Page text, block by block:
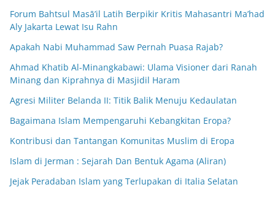
Forum Bahtsul Masā’il Latih Berpikir Kritis Mahasantri Ma’had
Aly Jakarta Lewat Isu Rahn
Apakah Nabi Muhammad Saw Pernah Puasa Rajab?
Ahmad Khatib Al-Minangkabawi: Ulama Visioner dari Ranah
Minang dan Kiprahnya di Masjidil Haram
Agresi Militer Belanda II: Titik Balik Menuju Kedaulatan
Bagaimana Islam Mempengaruhi Kebangkitan Eropa?
Kontribusi dan Tantangan Komunitas Muslim di Eropa
Islam di Jerman : Sejarah Dan Bentuk Agama (Aliran)
Jejak Peradaban Islam yang Terlupakan di Italia Selatan